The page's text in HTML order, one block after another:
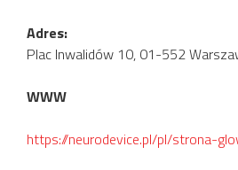
Adres:
Plac Inwalidów 10, 01-552
WWW
https://neurodevice.pl/pl/strona-